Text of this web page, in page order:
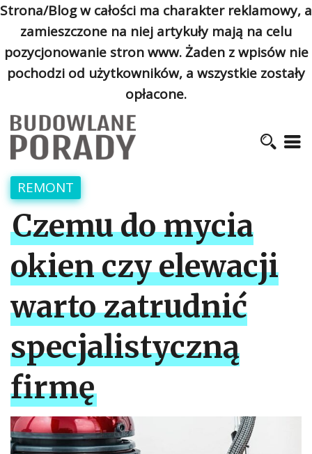
Strona/Blog w całości ma charakter reklamowy, a
zamieszczone na niej artykuły mają na celu
pozycjonowanie stron www. Żaden z wpisów nie
pochodzi od użytkowników, a wszystkie zostały
opłacone.
REMONT
Czemu do mycia
okien czy elewacji
warto zatrudnić
specjalistyczną
firmę